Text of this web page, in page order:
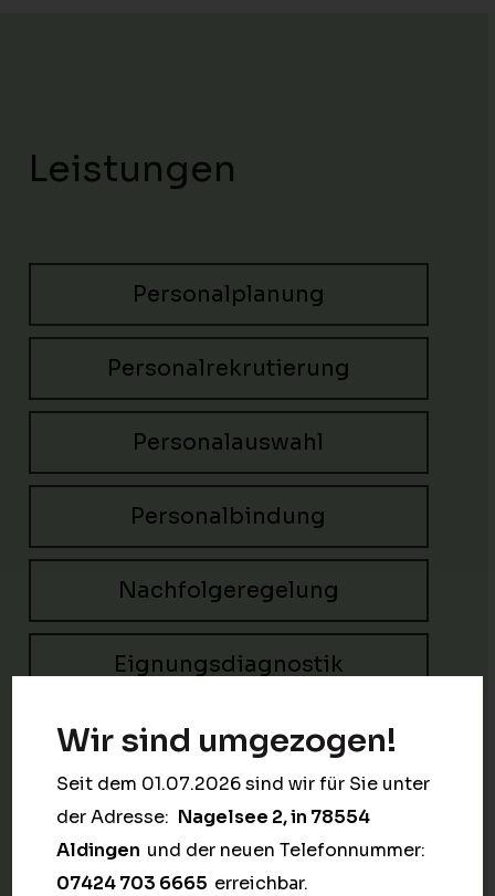
Leistungen
Personalplanung
Personalrekrutierung
Personalauswahl
Personalbindung
Nachfolgeregelung
Eignungsdiagnostik
Training & Coaching
Stellenangebote
Wir sind umgezogen!
Seit dem 01.07.2026 sind wir für Sie unter
der Adresse: Nagelsee 2, in 78554
Aldingen und der neuen Telefonnummer:
07424 703 6665 erreichbar.